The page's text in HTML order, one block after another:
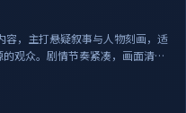
容，主打悬疑叙事与人物刻画，适
观众。剧情节奏紧凑，画面清晰
。